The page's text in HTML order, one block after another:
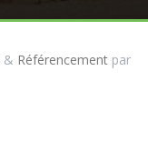
& Référencementpar